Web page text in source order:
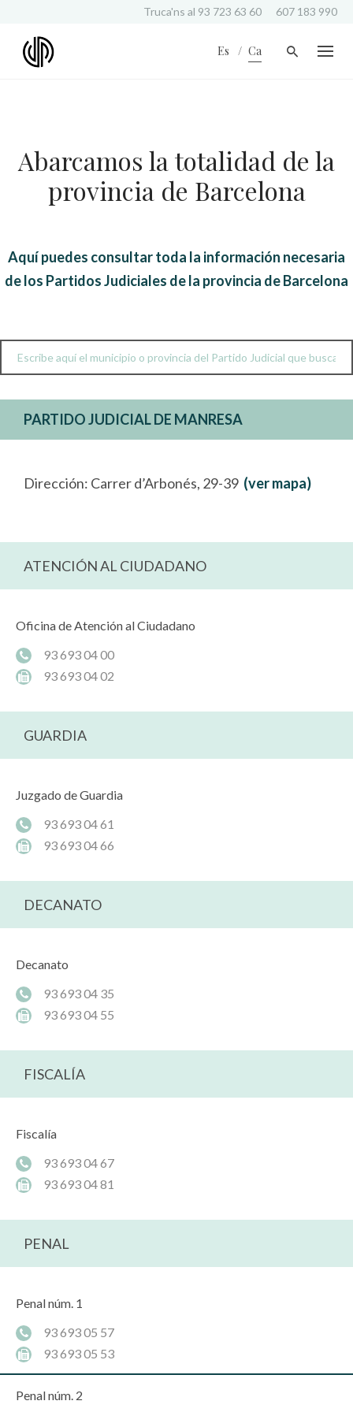
Truca'ns al 93 723 63 60 607 183 990
Es Ca
Abarcamos la totalidad de la
provincia de Barcelona
Aquí puedes consultar toda la información necesaria
de los Partidos Judiciales de la provincia de Barcelona
PARTIDO JUDICIAL DE MANRESA
Dirección: Carrer d’Arbonés, 29-39 (ver mapa)
ATENCIÓN AL CIUDADANO
Oficina de Atención al Ciudadano
93 693 04 00
93 693 04 02
GUARDIA
Juzgado de Guardia
93 693 04 61
93 693 04 66
DECANATO
Decanato
93 693 04 35
93 693 04 55
FISCALÍA
Fiscalía
93 693 04 67
93 693 04 81
PENAL
Penal núm. 1
93 693 05 57
93 693 05 53
Penal núm. 2